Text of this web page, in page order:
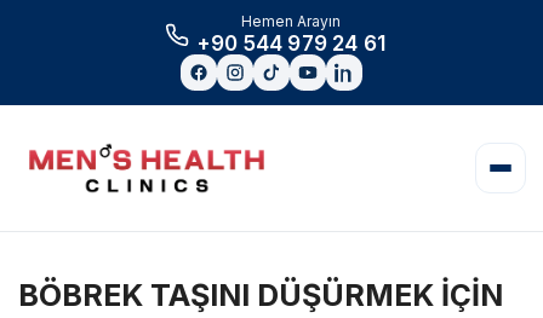
Hemen Arayın
+90 544 979 24 61
BÖBREK TAŞINI DÜŞÜRMEK IÇIN